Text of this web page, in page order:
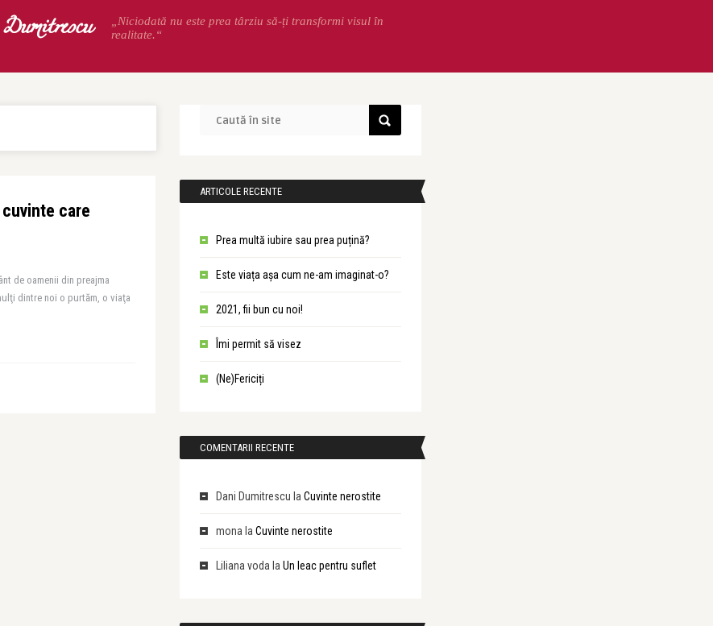
„Niciodată nu este prea târziu să-ți transformi visul în
realitate.“
care
de oamenii din preajma
dintre noi o purtăm, o viaţa
ARTICOLE RECENTE
Prea multă iubire sau prea puțină?
Este viața așa cum ne-am imaginat-o?
2021, fii bun cu noi!
Îmi permit să visez
(Ne)Fericiți
COMENTARII RECENTE
Dani Dumitrescu la Cuvinte nerostite
mona la Cuvinte nerostite
Liliana voda la Un leac pentru suflet